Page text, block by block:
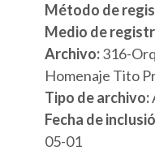
Método de
Medio de
Archivo:316-
Homenaje Tito
Tipo de archivo:
Fecha de
05-01